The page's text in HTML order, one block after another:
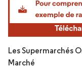
Les Supermarchés
Marché